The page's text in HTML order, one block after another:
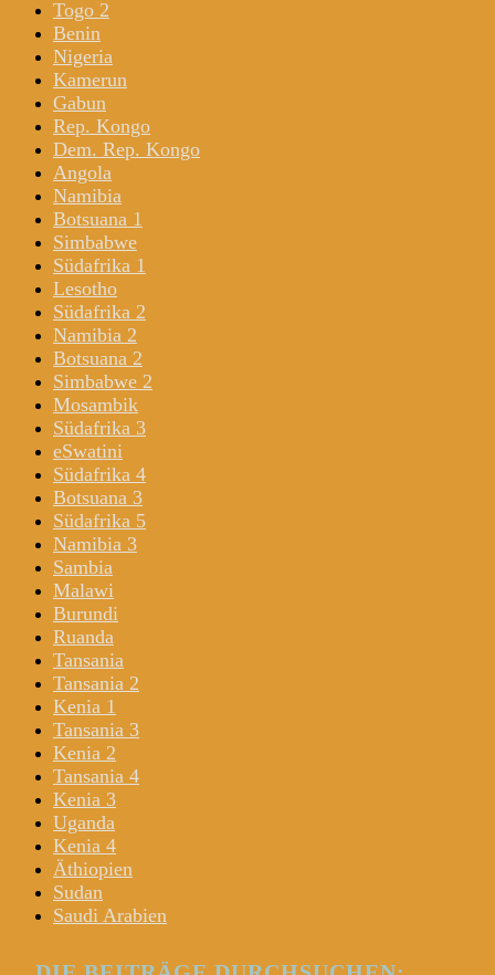
Togo 2
Benin
Nigeria
Kamerun
Gabun
Rep. Kongo
Dem. Rep. Kongo
Angola
Namibia
Botsuana 1
Simbabwe
Südafrika 1
Lesotho
Südafrika 2
Namibia 2
Botsuana 2
Simbabwe 2
Mosambik
Südafrika 3
eSwatini
Südafrika 4
Botsuana 3
Südafrika 5
Namibia 3
Sambia
Malawi
Burundi
Ruanda
Tansania
Tansania 2
Kenia 1
Tansania 3
Kenia 2
Tansania 4
Kenia 3
Uganda
Kenia 4
Äthiopien
Sudan
Saudi Arabien